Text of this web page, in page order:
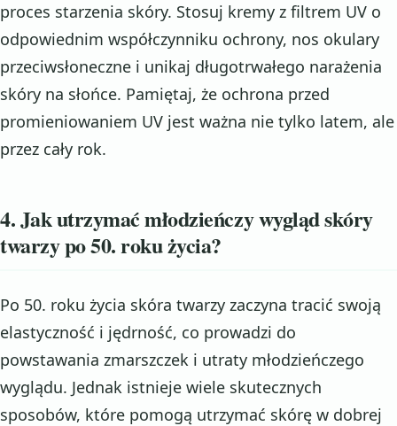
proces starzenia skóry. Stosuj kremy z filtrem UV o
odpowiednim współczynniku ochrony, nos okulary
przeciwsłoneczne i unikaj długotrwałego narażenia
skóry na słońce. Pamiętaj, że ochrona przed
promieniowaniem UV jest ważna nie tylko latem, ale
przez cały rok.
4. Jak utrzymać młodzieńczy wygląd skóry
twarzy po 50. roku życia?
Po 50. roku życia skóra twarzy zaczyna tracić swoją
elastyczność i jędrność, co prowadzi do
powstawania zmarszczek i utraty młodzieńczego
wyglądu. Jednak istnieje wiele skutecznych
sposobów, które pomogą utrzymać skórę w dobrej